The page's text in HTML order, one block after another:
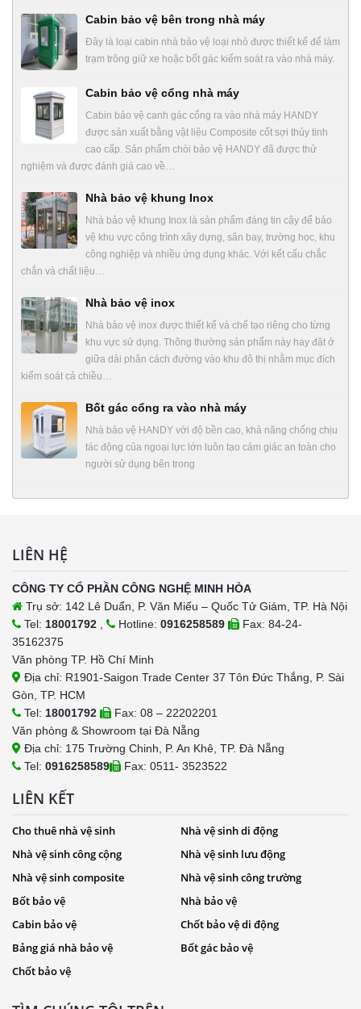
Cabin bảo vệ bên trong nhà máy
Đây là loại cabin nhà bảo vệ loại nhỏ được thiết kế để làm
trạm trông giữ xe hoặc bốt gác kiểm soát ra vào nhà máy.
Cabin bảo vệ cổng nhà máy
Cabin bảo vệ canh gác cổng ra vào nhà máy HANDY
được sản xuất bằng vật liệu Composite cốt sợi thủy tinh
cao cấp. Sản phẩm chòi bảo vệ HANDY đã được thử
nghiệm và được đánh giá cao về…
Nhà bảo vệ khung Inox
Nhà bảo vệ khung Inox là sản phẩm đáng tin cậy để bảo
vệ khu vực công trình xây dựng, sân bay, trường học, khu
công nghiệp và nhiều ứng dụng khác. Với kết cấu chắc
chắn và chất liệu…
Nhà bảo vệ inox
Nhà bảo vệ inox được thiết kế và chế tạo riêng cho từng
khu vực sử dụng. Thông thường sản phẩm này hay đặt ở
giữa dải phân cách đường vào khu đô thị nhằm mục đích
kiểm soát cả chiều…
Bốt gác cổng ra vào nhà máy
Nhà bảo vệ HANDY với độ bền cao, khả năng chống chịu
tác động của ngoại lực lớn luôn tạo cảm giác an toàn cho
người sử dụng bên trong
LIÊN HỆ
CÔNG TY CỔ PHẦN CÔNG NGHỆ MINH HÒA
Trụ sở: 142 Lê Duẩn, P. Văn Miếu – Quốc Tử Giám, TP. Hà Nội
Tel: 18001792 Hotline: 0916258589
Fax: 84-24-
35162375
Văn phòng TP. Hồ Chí Minh
Địa chỉ: R1901-Saigon Trade Center 37 Tôn Đức Thắng, P. Sài
Gòn, TP. HCM
Tel: 18001792
Fax: 08 – 22202201
Văn phòng & Showroom tại Đà Nẵng
Địa chỉ: 175 Trường Chinh, P. An Khê, TP. Đà Nẵng
Tel: 0916258589 Fax: 0511- 3523522
LIÊN KẾT
Cho thuê nhà vệ sinh
Nhà vệ sinh di động
Nhà vệ sinh công cộng
Nhà vệ sinh lưu động
Nhà vệ sinh composite
Nhà vệ sinh công trường
Bốt bảo vệ
Nhà bảo vệ
Cabin bảo vệ
Chốt bảo vệ di động
Bảng giá nhà bảo vệ
Bốt gác bảo vệ
Chốt bảo vệ